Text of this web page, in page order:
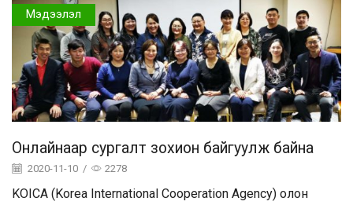
Мэдээлэл
Онлайнаар сургалт зохион байгуулж байна
2020-11-10 / 2278
KOICA (Korea International Cooperation Agency) олон